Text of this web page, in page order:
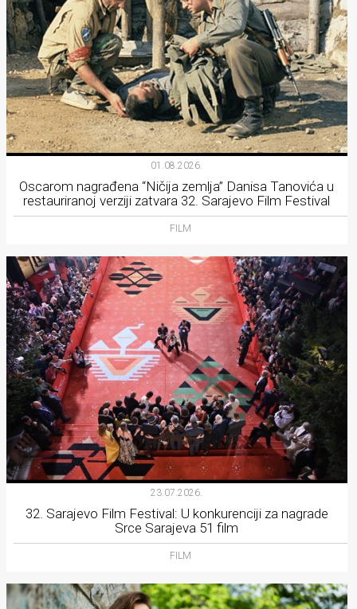
01.08.2026.
Oscarom nagrađena “Ničija zemlja” Danisa Tanovića u
restauriranoj verziji zatvara 32. Sarajevo Film Festival
FILM
23.07.2026.
32. Sarajevo Film Festival: U konkurenciji za nagrade
Srce Sarajeva 51 film
FILM